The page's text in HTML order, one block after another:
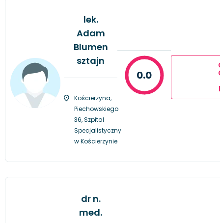
lek.
Adam
Blumen
sztajn
Kościerzyna,
Piechowskiego
36, Szpital
Specjalistyczny
w Kościerzynie
0.0
dr n.
med.